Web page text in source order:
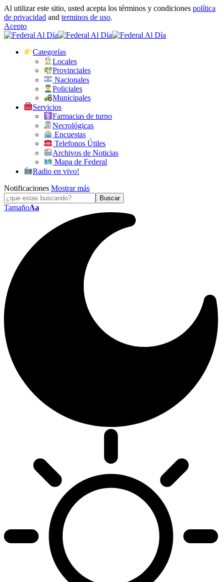
Al utilizar este sitio, usted acepta los términos y condiciones política
de privacidad and terminos de uso.
Acepto
Categorías
Locales
Provinciales
Nacionales
Policiales
Municipales
Servicios
Farmacias de turno
Necrológicas
Encuestas
Telefonos Útiles
Archivos de Noticias
Mapa de Federal
Radio en vivo!
Notificaciones Mostrar más
TamañoAa